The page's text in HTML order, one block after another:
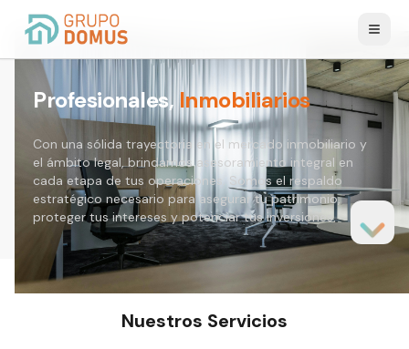
Profesionales,Inmobiliarios
Con una sólida trayectoria en el mercado inmobiliario y
el ámbito legal, brindamos asesoramiento integral en
cada etapa de tus operaciones. Somos el respaldo
estratégico necesario para asegurar tu patrimonio,
proteger tus intereses y potenciar tus inversiones.
Nuestros Servicios